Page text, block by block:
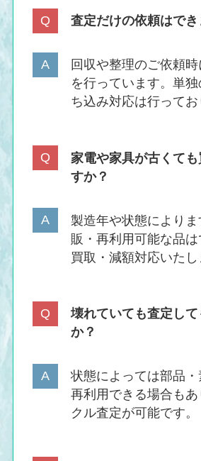
査定だけの依頼はでき
回収や整理のご依頼
を行っています。単
ち込み対応は行ってお
家電や家具が古くても
すか？
製造年や状態により
販・再利用可能な品は
買取・減額対応いたし
壊れていても査定し
か？
状態によっては部品・
再利用できる場合もあ
クル査定が可能です。